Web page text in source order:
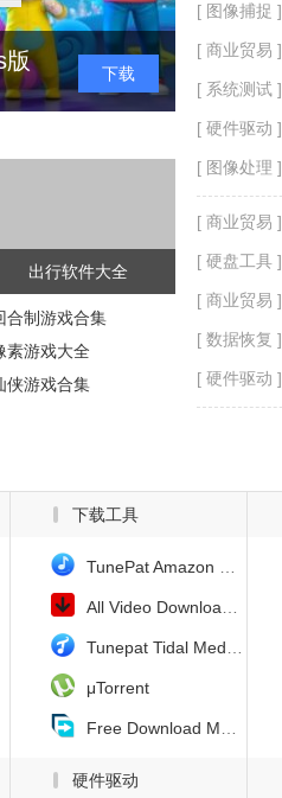
版 下载
下载
出行软件大全
合制游戏合集
素游戏大全
侠游戏合集
[ 图像捕捉 ]
[ 商业贸易 ]
[ 系统测试 ]
[ 硬件驱动 ]
[ 图像处理 ]
[ 商业贸易 ]
[ 硬盘工具 ]
[ 商业贸易 ]
[ 数据恢复 ]
[ 硬件驱动 ]
下载工具
TunePat Amazon Music Converter(亚马逊音乐下载器)
All Video Downloader Pro(视频下载工具)
Tunepat Tidal Media Downloader(Tidal音乐下载器)
μTorrent
Free Download Manager
硬件驱动